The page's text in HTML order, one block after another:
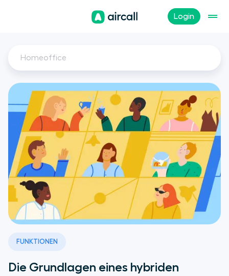
Login
Homeoffice
FUNKTIONEN
Die Grundlagen eines hybriden